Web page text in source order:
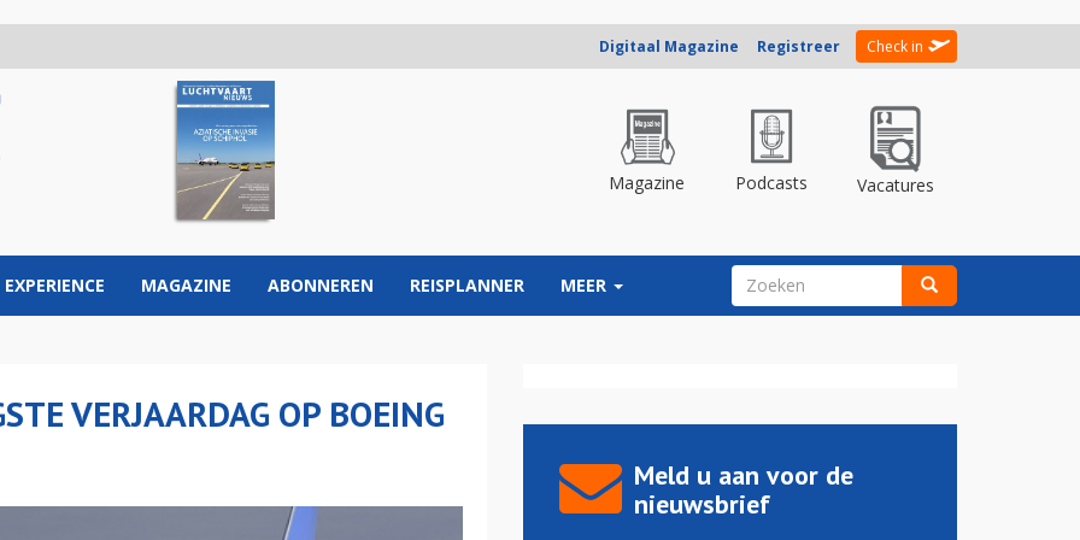
Digitaal Magazine Registreer Check in
Magazine Podcasts Vacatures
EXPERIENCE MAGAZINE ABONNEREN REISPLANNER MEER ZOEKVELD
VERJAARDAG OP BOEING
Meld u aan voor de
nieuwsbrief